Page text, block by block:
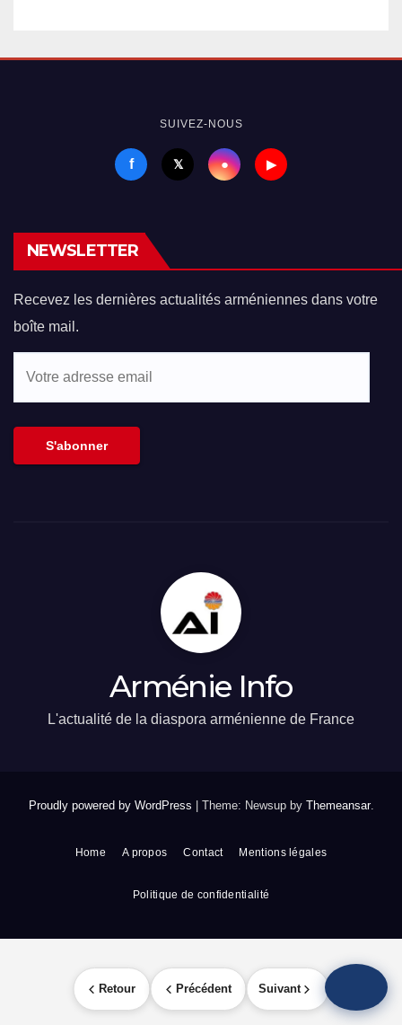
SUIVEZ-NOUS
f 𝕏 ● ▶
NEWSLETTER
Recevez les dernières actualités arméniennes dans votre
boîte mail.
S'abonner
Arménie Info
L'actualité de la diaspora arménienne de France
Proudly powered by WordPress Theme: Newsup by Themeansar.
Home A propos Contact Mentions légales
Politique de confidentialité
Retour Précédent Suivant